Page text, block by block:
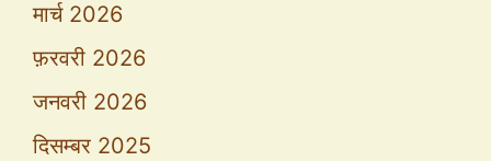
मार्च 2026
फ़रवरी 2026
जनवरी 2026
दिसम्बर 2025